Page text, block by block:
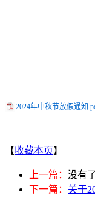
2024年中秋节放假通知
【收藏本页】
上一篇： 没有了
下一篇： 关于